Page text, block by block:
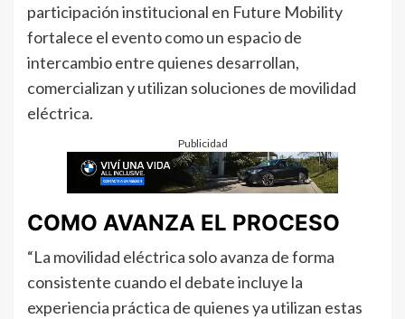
participación institucional en Future Mobility
fortalece el evento como un espacio de
intercambio entre quienes desarrollan,
comercializan y utilizan soluciones de movilidad
eléctrica.
Publicidad
COMO AVANZA EL PROCESO
“La movilidad eléctrica solo avanza de forma
consistente cuando el debate incluye la
experiencia práctica de quienes ya utilizan estas